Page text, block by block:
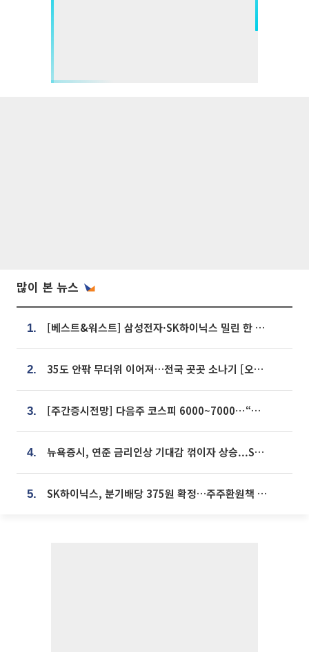
많이 본 뉴스
1. [베스트&워스트] 삼성전자·SK하이닉스 밀린 한 주…상상인증권은 85% 급등
2. 35도 안팎 무더위 이어져…전국 곳곳 소나기 [오늘 날씨]
3. [주간증시전망] 다음주 코스피 6000~7000⋯“外人 수급은 정책이 변수”
4. 뉴욕증시, 연준 금리인상 기대감 꺾이자 상승...S&P500 사상 최고치 [종합]
5. SK하이닉스, 분기배당 375원 확정…주주환원책 9월로 앞당겨 발표